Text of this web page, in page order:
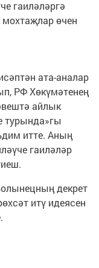
гаиләләргә
өчен
ата-аналар
РФ Хөкүмәтенең
айлык
турында»гы
итте. Аның
гаиләләр
декрет
итү идеясен